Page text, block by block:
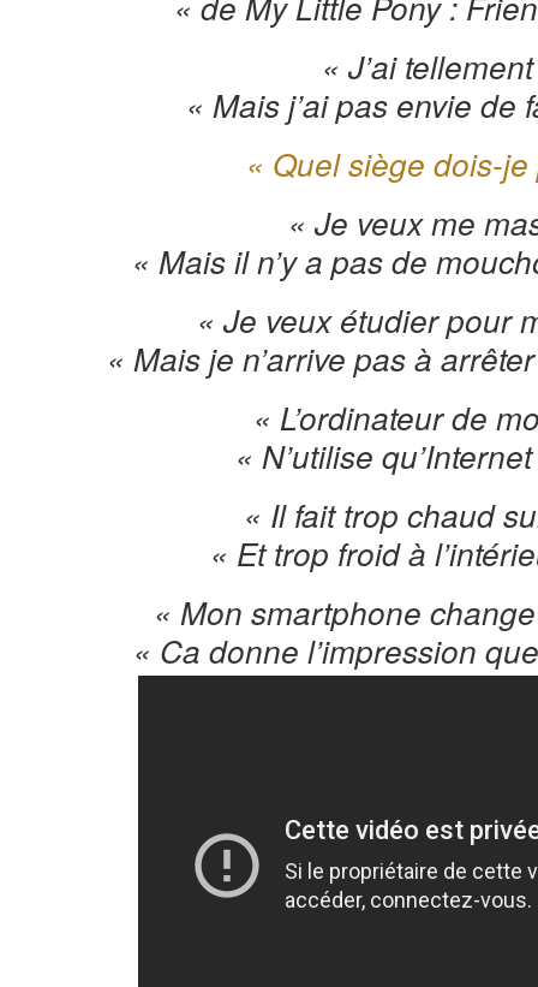
« J’ai
« Mais j’ai pas envie de
« Quel siège dois-
« Je veux me
« Mais il n’y a pas de
« Je veux étudier pour
« Mais je n’arrive pas à
« L’ordinateur de
« N’utilise
« Il fait trop chaud
« Et trop froid à
« Mon smartphone
« Ca donne l’impression